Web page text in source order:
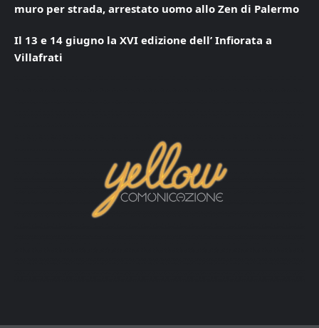
muro per strada, arrestato uomo allo Zen di Palermo
Il 13 e 14 giugno la XVI edizione dell’ Infiorata a
Villafrati